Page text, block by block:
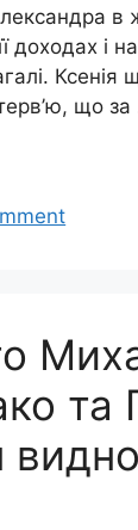
в
доходах і
Ксенія
що
та